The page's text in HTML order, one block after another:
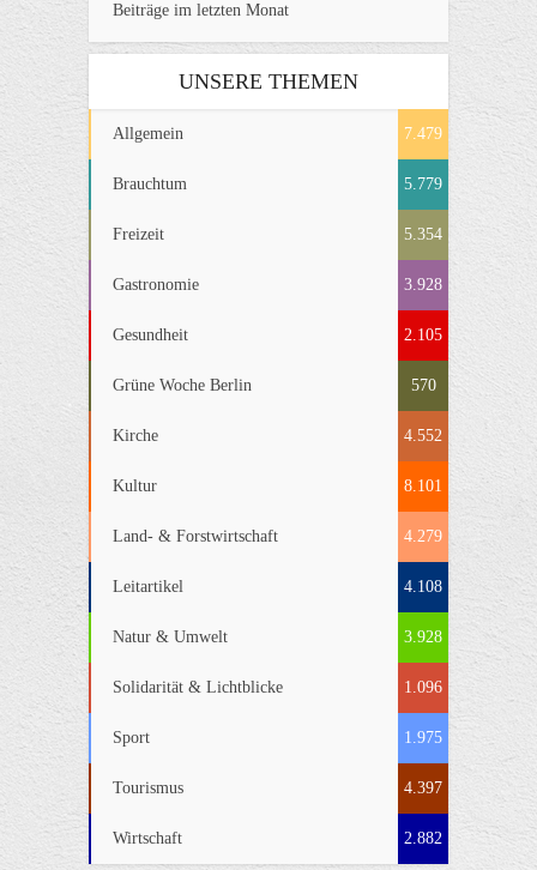
Beiträge im letzten Monat
UNSERE THEMEN
Allgemein 7.479
Brauchtum 5.779
Freizeit 5.354
Gastronomie 3.928
Gesundheit 2.105
Grüne Woche Berlin 570
Kirche 4.552
Kultur 8.101
Land- & Forstwirtschaft 4.279
Leitartikel 4.108
Natur & Umwelt 3.928
Solidarität & Lichtblicke 1.096
Sport 1.975
Tourismus 4.397
Wirtschaft 2.882